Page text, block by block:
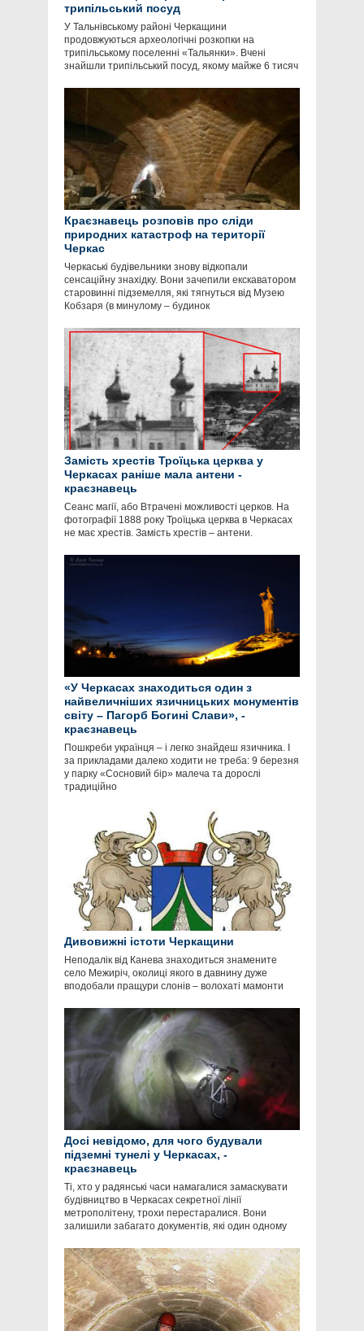
трипільський посуд
У Тальнівському районі Черкащини
продовжуються археологічні розкопки на
трипільському поселенні «Тальянки». Вчені
знайшли трипільський посуд, якому майже 6 тисяч
Краєзнавець розповів про сліди
природних катастроф на території
Черкас
Черкаські будівельники знову відкопали
сенсаційну знахідку. Вони зачепили екскаватором
старовинні підземелля, які тягнуться від Музею
Кобзаря (в минулому – будинок
Замість хрестів Троїцька церква у
Черкасах раніше мала антени -
краєзнавець
Сеанс магії, або Втрачені можливості церков. На
фотографії 1888 року Троїцька церква в Черкасах
не має хрестів. Замість хрестів – антени.
«У Черкасах знаходиться один з
найвеличніших язичницьких монументів
світу – Пагорб Богині Слави», -
краєзнавець
Пошкреби українця – і легко знайдеш язичника. І
за прикладами далеко ходити не треба: 9 березня
у парку «Сосновий бір» малеча та дорослі
традиційно
Дивовижні істоти Черкащини
Неподалік від Канева знаходиться знамените
село Межиріч, околиці якого в давнину дуже
вподобали пращури слонів – волохаті мамонти
Досі невідомо, для чого будували
підземні тунелі у Черкасах, -
краєзнавець
Ті, хто у радянські часи намагалися замаскувати
будівництво в Черкасах секретної лінії
метрополітену, трохи перестаралися. Вони
залишили забагато документів, які один одному